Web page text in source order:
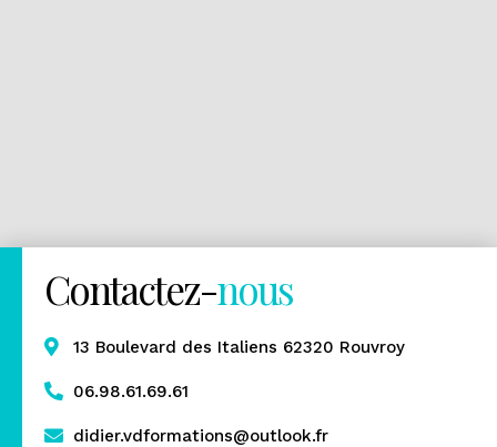
Contactez-nous
13 Boulevard des Italiens 62320 Rouvroy
06.98.61.69.61
didier.vdformations@outlook.fr